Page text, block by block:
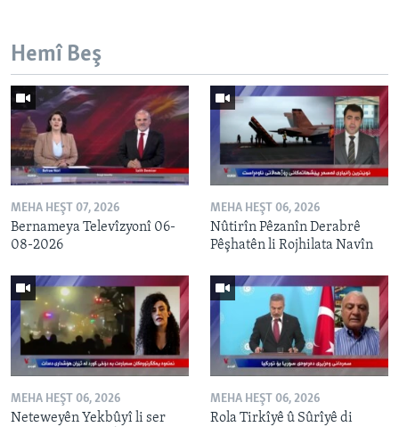
Hemî Beş
MEHA HEŞT 07, 2026
Bernameya Televîzyonî 06-
08-2026
MEHA HEŞT 06, 2026
Nûtirîn Pêzanîn Derabrê
Pêşhatên li Rojhilata Navîn
MEHA HEŞT 06, 2026
Neteweyên Yekbûyî li ser
MEHA HEŞT 06, 2026
Rola Tirkîyê û Sûrîyê di